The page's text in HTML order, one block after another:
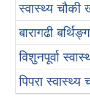
स्वास्थ्य चौकी
बारागढी
विशुनपूर्वा
पिपरा स्वास्थ्य